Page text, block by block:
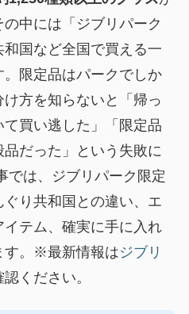
中には「ジブリパーク
国など全国で買える一
限定品はパークでしか
方を知らないと「帰っ
買い逃した」「限定品
だった」という失敗に
では、ジブリパーク限定
り共和国との違い、エ
イテム、確実に手に入れ
す。※最新情報はジブリ
ください。